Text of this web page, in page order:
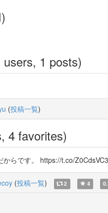
users, 1 posts)
(投稿一覧)
4 favorites)
らです。 https://t.co/
(投稿一覧) 2 4